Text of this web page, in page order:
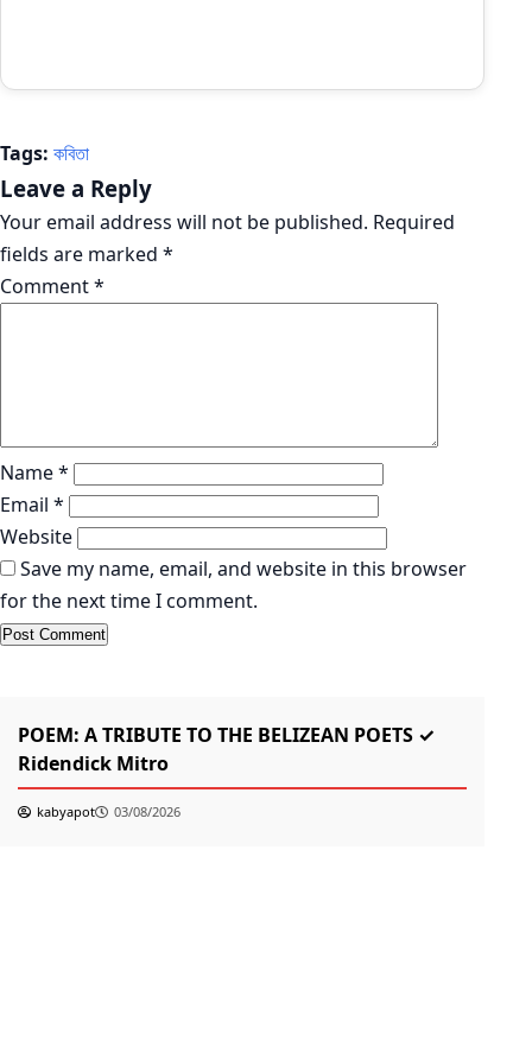
Tags: কবিতা
Leave a Reply
Your email address will not be published. Required
fields are marked *
Comment*
Name*
Email *
Website
Save my name, email, and website in this browser
for the next time I comment.
POEM: A TRIBUTE TO THE BELIZEAN POETS ✓
Ridendick Mitro
kabyapot 03/08/2026